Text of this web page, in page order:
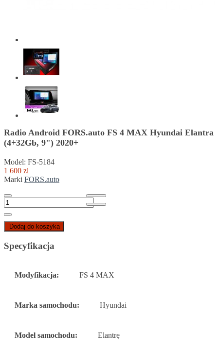
Radio Android FORS.auto FS 4 MAX Hyundai Elantra
(4+32Gb, 9") 2020+
Model: FS-5184
1 600 zl
Marki FORS.auto
Dodaj do koszyka
Specyfikacja
Modyfikacja: FS 4 MAX
Marka samochodu: Hyundai
Model samochodu: Elantrę